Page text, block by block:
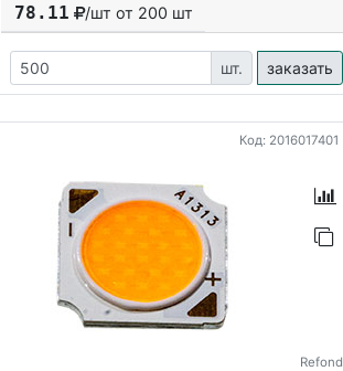
78.11 /шт от 200 шт
шт. заказать
Код: 2016017401
Refond